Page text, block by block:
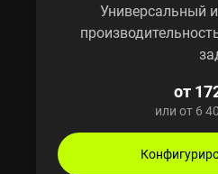
Универсальный
от
или от 6